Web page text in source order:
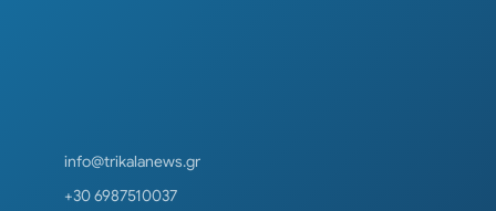
info@trikalanews.gr
+30 6987510037